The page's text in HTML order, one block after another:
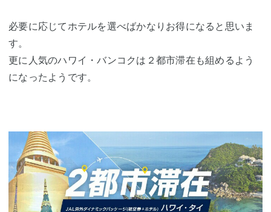
必要に応じてホテルを選べばかなりお得になると思いま
す。
更に人気のハワイ・バンコクは２都市滞在も組めるよう
になったようです。